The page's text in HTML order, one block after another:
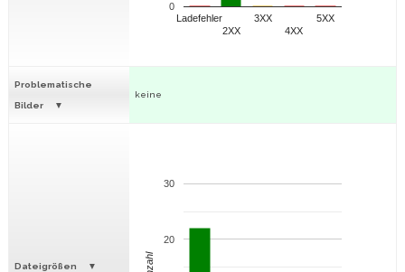
Ladefehler
2XX
3XX
4XX
5XX
0
Problematische
Bilder
keine
Dateigrößen
20
30